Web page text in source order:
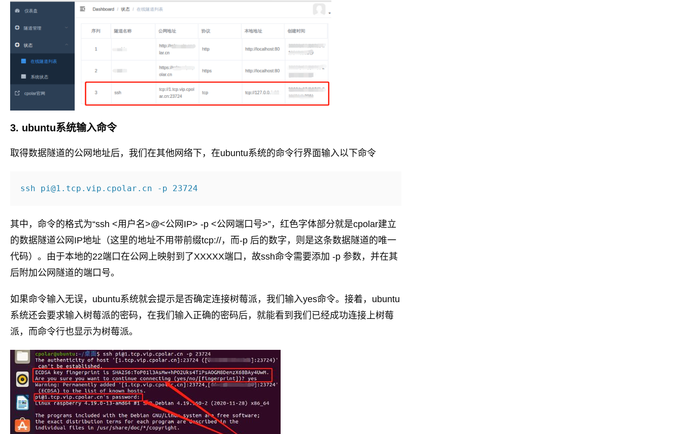
3. ubuntu系统输入命令
取得数据隧道的公网地址后，我们在其他网络下，在ubuntu系统的命令行界面输入以下命令
其中，命令的格式为“ssh <用户名>@<公网IP> -p <公网端口号>”，红色字体部分就是cpolar建立
的数据隧道公网IP地址（这里的地址不用带前缀tcp://，而-p 后的数字，则是这条数据隧道的唯一
代码）。由于本地的22端口在公网上映射到了XXXXX端口，故ssh命令需要添加 -p 参数，并在其
后附加公网隧道的端口号。
如果命令输入无误，ubuntu系统就会提示是否确定连接树莓派，我们输入yes命令。接着，ubuntu
系统还会要求输入树莓派的密码，在我们输入正确的密码后，就能看到我们已经成功连接上树莓
派，而命令行也显示为树莓派。